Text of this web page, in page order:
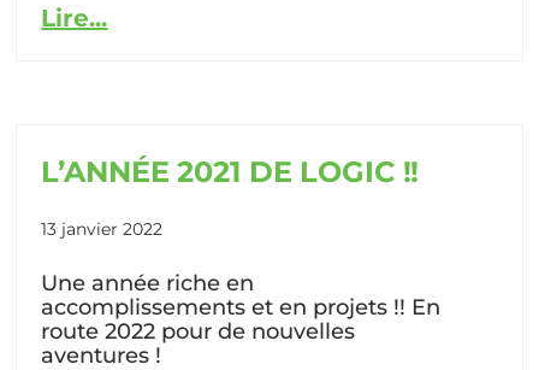
Lire...
L’ANNÉE 2021 DE LOGIC !!
13 janvier 2022
Une année riche en
accomplissements et en projets !! En
route 2022 pour de nouvelles
aventures !